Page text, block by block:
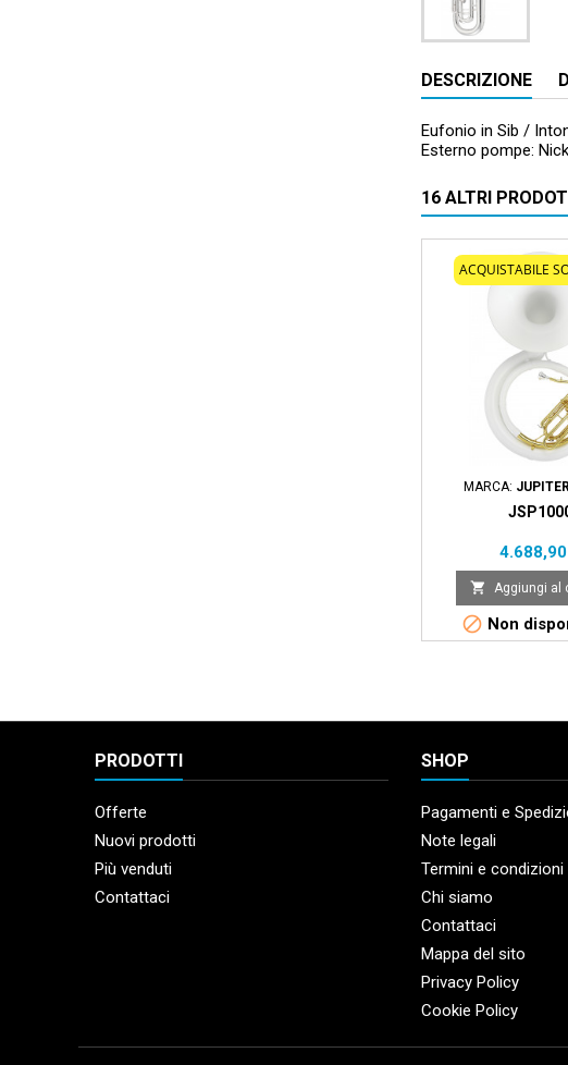
DESCRIZIONE
Eufonio in Sib /
Esterno pompe:
16 ALTRI
ACQUISTABILE
MARCA:
Prezzo
 Aggiungi al
 Non
PRODOTTI
Offerte
Nuovi prodotti
Più venduti
Contattaci
SHOP
Pagamenti e
Note legali
Termini e condizioni
Chi siamo
Contattaci
Mappa del sito
Privacy Policy
Cookie Policy